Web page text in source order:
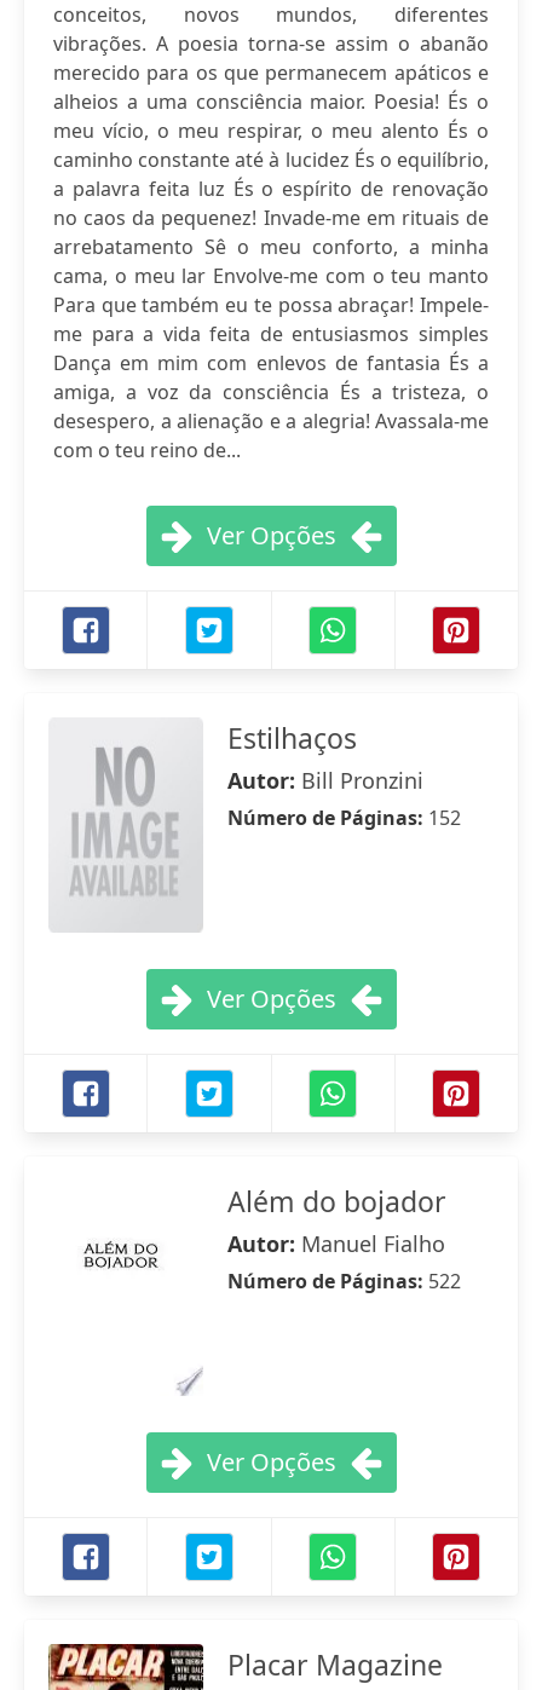
conceitos, novos mundos, diferentes
vibrações. A poesia torna-se assim o abanão
merecido para os que permanecem apáticos e
alheios a uma consciência maior. Poesia! És o
meu vício, o meu respirar, o meu alento És o
caminho constante até à lucidez És o equilíbrio,
a palavra feita luz És o espírito de renovação
no caos da pequenez! Invade-me em rituais de
arrebatamento Sê o meu conforto, a minha
cama, o meu lar Envolve-me com o teu manto
Para que também eu te possa abraçar! Impele-
me para a vida feita de entusiasmos simples
Dança em mim com enlevos de fantasia És a
amiga, a voz da consciência És a tristeza, o
desespero, a alienação e a alegria! Avassala-me
com o teu reino de...
Ver Opções
Estilhaços
Autor: Bill Pronzini
Número de Páginas: 152
Ver Opções
Além do bojador
Autor: Manuel Fialho
Número de Páginas: 522
Ver Opções
Placar Magazine